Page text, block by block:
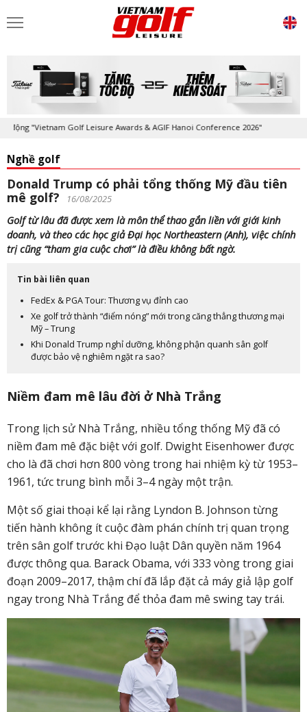
"Vietnam Golf Leisure Awards & AGIF Hanoi Conference 2026"
Nghề golf
Donald Trump có phải tổng thống Mỹ đầu tiên
mê golf?
16/08/2025
Golf từ lâu đã được xem là môn thể thao gắn liền với giới kinh
doanh, và theo các học giả Đại học Northeastern (Anh), việc chính
trị cũng “tham gia cuộc chơi” là điều không bất ngờ.
Tin bài liên quan
FedEx & PGA Tour: Thương vụ đỉnh cao
Xe golf trở thành “điểm nóng” mới trong căng thẳng thương mại
Mỹ – Trung
Khi Donald Trump nghỉ dưỡng, không phận quanh sân golf
được bảo vệ nghiêm ngặt ra sao?
Niềm đam mê lâu đời ở Nhà Trắng
Trong lịch sử Nhà Trắng, nhiều tổng thống Mỹ đã có
niềm đam mê đặc biệt với golf. Dwight Eisenhower được
cho là đã chơi hơn 800 vòng trong hai nhiệm kỳ từ 1953–
1961, tức trung bình mỗi 3–4 ngày một trận.
Một số giai thoại kể lại rằng Lyndon B. Johnson từng
tiến hành không ít cuộc đàm phán chính trị quan trọng
trên sân golf trước khi Đạo luật Dân quyền năm 1964
được thông qua. Barack Obama, với 333 vòng trong giai
đoạn 2009–2017, thậm chí đã lắp đặt cả máy giả lập golf
ngay trong Nhà Trắng để thỏa đam mê swing tay trái.